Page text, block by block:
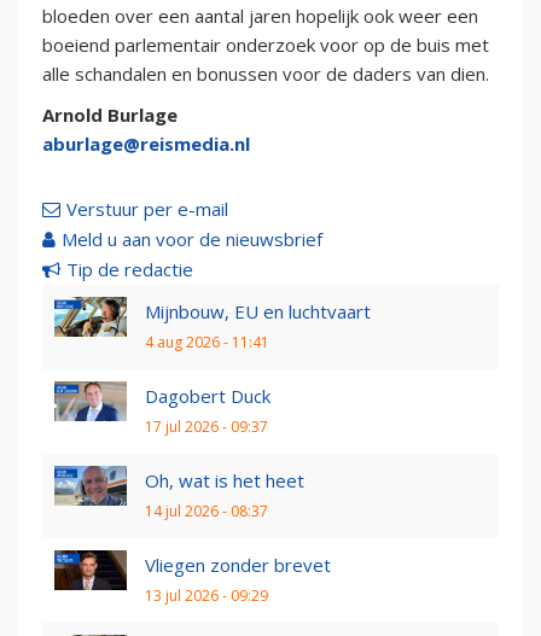
bloeden over een aantal jaren hopelijk ook weer een
boeiend parlementair onderzoek voor op de buis met
alle schandalen en bonussen voor de daders van dien.
Arnold Burlage
aburlage@reismedia.nl
Verstuur per e-mail
Meld u aan voor de nieuwsbrief
Tip de redactie
Mijnbouw, EU en luchtvaart
4 aug 2026 - 11:41
Dagobert Duck
17 jul 2026 - 09:37
Oh, wat is het heet
14 jul 2026 - 08:37
Vliegen zonder brevet
13 jul 2026 - 09:29